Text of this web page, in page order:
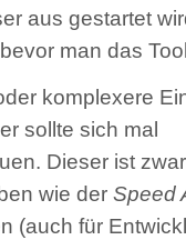
aus gestartet
man das
komplexere
sollte sich mal
Dieser ist
wie der Speed
(auch für